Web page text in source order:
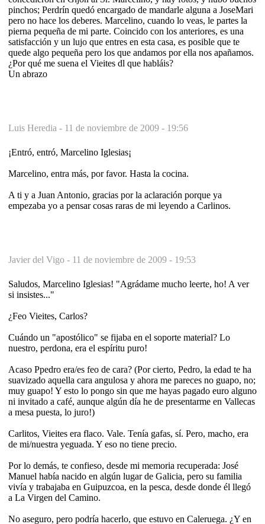
pinchos; Perdrín quedó encargado de mandarle alguna a JoseMari
pero no hace los deberes. Marcelino, cuando lo veas, le partes la
pierna pequeña de mi parte. Coincido con los anteriores, es una
satisfacción y un lujo que entres en esta casa, es posible que te
quede algo pequeña pero los que andamos por ella nos apañamos.
¿Por qué me suena el Vieites dl que habláis?
Un abrazo
Luis Heredia - 11 de noviembre de 2009 - 19:56
¡Entró, entró, Marcelino Iglesias¡
Marcelino, entra más, por favor. Hasta la cocina.
A ti y a Juan Antonio, gracias por la aclaración porque ya
empezaba yo a pensar cosas raras de mi leyendo a Carlinos.
Javier del Vigo - 11 de noviembre de 2009 - 19:53
Saludos, Marcelino Iglesias! "Agrádame mucho leerte, ho! A ver
si insistes..."
¿Feo Vieites, Carlos?
Cuándo un "apostólico" se fijaba en el soporte material? Lo
nuestro, perdona, era el espíritu puro!
Acaso Ppedro era/es feo de cara? (Por cierto, Pedro, la edad te ha
suavizado aquella cara angulosa y ahora me pareces no guapo, no;
muy guapo! Y esto lo pongo sin que me hayas pagado euro alguno
ni invitado a café, aunque algún día he de presentarme en Vallecas
a mesa puesta, lo juro!)
Carlitos, Vieites era flaco. Vale. Tenía gafas, sí. Pero, macho, era
de mi/nuestra yeguada. Y eso no tiene precio.
Por lo demás, te confieso, desde mi memoria recuperada: José
Manuel había nacido en algún lugar de Galicia, pero su familia
vivía y trabajaba en Guipuzcoa, en la pesca, desde donde él llegó
a La Virgen del Camino.
No aseguro, pero podría hacerlo, que estuvo en Caleruega. ¿Y en